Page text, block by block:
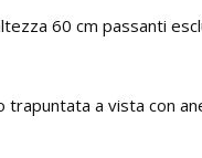
60 cm passanti
a vista con